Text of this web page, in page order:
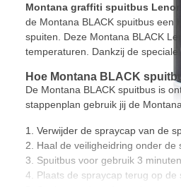
Montana graffiti spuitbus Lenor
de Montana BLACK spuitbus een
spuiten. Deze Montana BLACK
temperaturen. Dankzij de
Hoe Montana BLACK
De Montana BLACK spuitbus is
stappenplan gebruik jij de
Verwijder de spraycap van de
Haal de veiligheidring onder de
Spuitbus voor gebruik 3
Plaats de spraycap terug op de